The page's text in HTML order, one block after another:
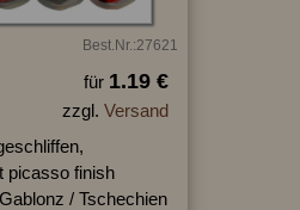
Best.Nr.:27621
für 1.19 €
zzgl. Versand
picasso finish
/ Tschechien